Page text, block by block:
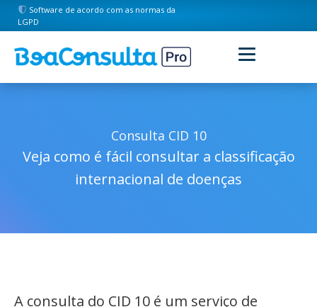
Software de acordo com as normas da
LGPD
Consulta CID 10
Veja como é fácil consultar a classificação
internacional de doenças
A consulta do CID 10 é um serviço de